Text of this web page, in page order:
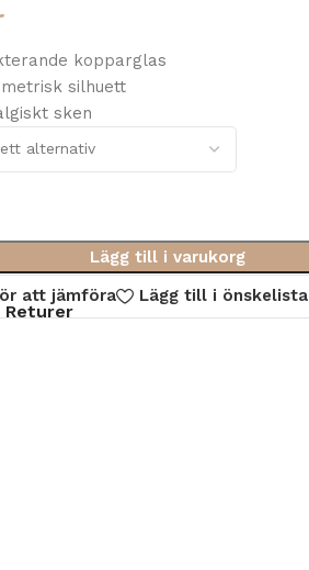
kopparglas
silhuett
sken
Lägg till i varukorg
att jämföra
Lägg till i önskelista
Returer